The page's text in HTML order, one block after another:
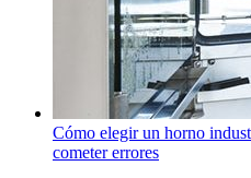
Cómo elegir un horno
cometer errores